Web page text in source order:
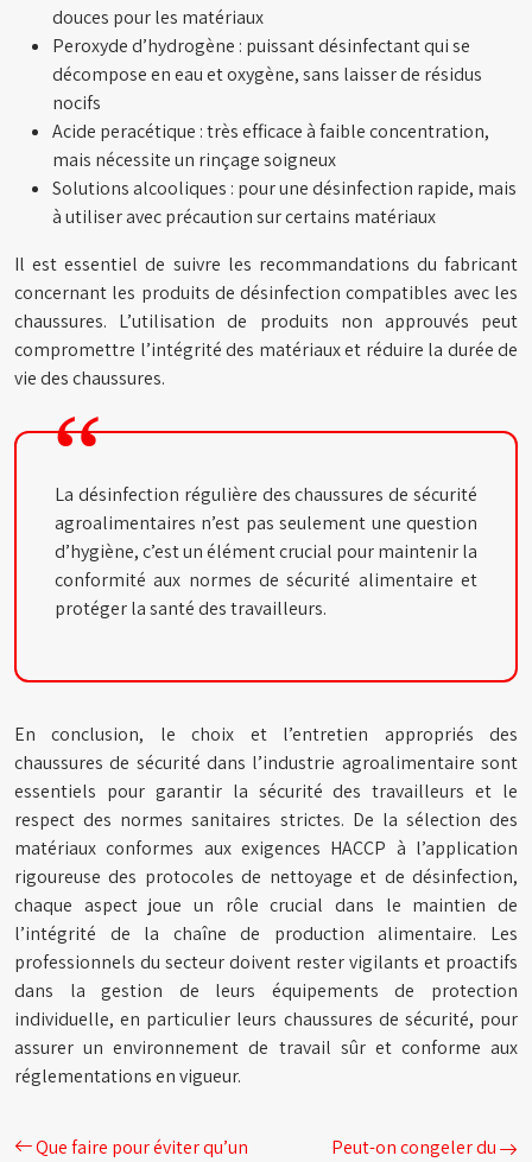
douces pour les matériaux
Peroxyde d’hydrogène : puissant désinfectant qui se
décompose en eau et oxygène, sans laisser de résidus
nocifs
Acide peracétique : très efficace à faible concentration,
mais nécessite un rinçage soigneux
Solutions alcooliques : pour une désinfection rapide, mais
à utiliser avec précaution sur certains matériaux
Il est essentiel de suivre les recommandations du fabricant
concernant les produits de désinfection compatibles avec les
chaussures. L’utilisation de produits non approuvés peut
compromettre l’intégrité des matériaux et réduire la durée de
vie des chaussures.
La désinfection régulière des chaussures de sécurité
agroalimentaires n’est pas seulement une question
d’hygiène, c’est un élément crucial pour maintenir la
conformité aux normes de sécurité alimentaire et
protéger la santé des travailleurs.
En conclusion, le choix et l’entretien appropriés des
chaussures de sécurité dans l’industrie agroalimentaire sont
essentiels pour garantir la sécurité des travailleurs et le
respect des normes sanitaires strictes. De la sélection des
matériaux conformes aux exigences HACCP à l’application
rigoureuse des protocoles de nettoyage et de désinfection,
chaque aspect joue un rôle crucial dans le maintien de
l’intégrité de la chaîne de production alimentaire. Les
professionnels du secteur doivent rester vigilants et proactifs
dans la gestion de leurs équipements de protection
individuelle, en particulier leurs chaussures de sécurité, pour
assurer un environnement de travail sûr et conforme aux
réglementations en vigueur.
Que faire pour éviter qu’un
Peut-on congeler du